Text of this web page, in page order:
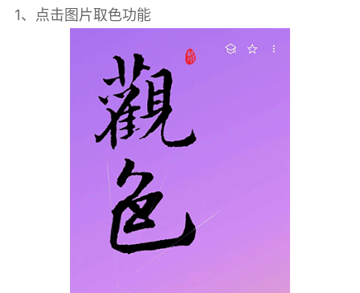
1、点击图片取色功能